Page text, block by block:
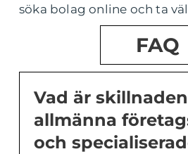
söka bolag online och ta
FAQ
Vad är
allmänna
och